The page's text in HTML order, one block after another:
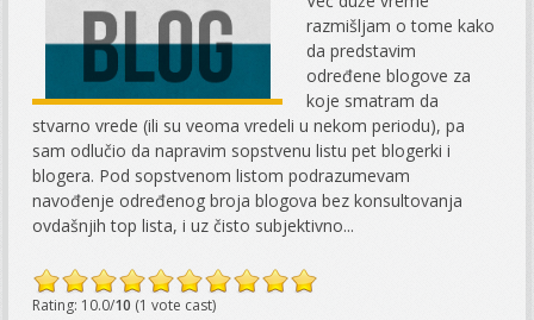
razmišljam o tome kako
da predstavim
određene blogove za
koje smatram da
stvarno vrede (ili su veoma vredeli u nekom periodu), pa
sam odlučio da napravim sopstvenu listu pet blogerki i
blogera. Pod sopstvenom listom podrazumevam
navođenje određenog broja blogova bez konsultovanja
ovdašnjih top lista, i uz čisto subjektivno...
Rating: 10.0/10 (1 vote cast)